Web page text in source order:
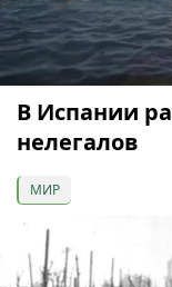
В Испании
нелегалов
МИР